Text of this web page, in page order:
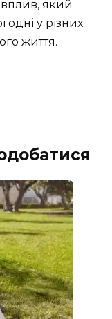
який
у різних
життя.